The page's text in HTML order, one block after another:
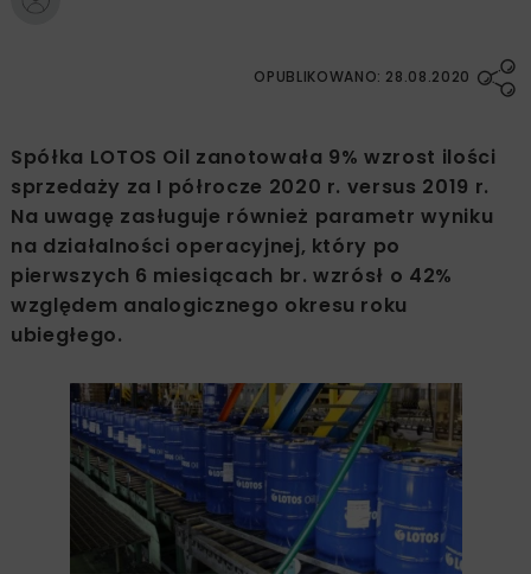
OPUBLIKOWANO: 28.08.2020
Spółka LOTOS Oil zanotowała 9% wzrost ilości
sprzedaży za I półrocze 2020 r. versus 2019 r.
Na uwagę zasługuje również parametr wyniku
na działalności operacyjnej, który po
pierwszych 6 miesiącach br. wzrósł o 42%
względem analogicznego okresu roku
ubiegłego.